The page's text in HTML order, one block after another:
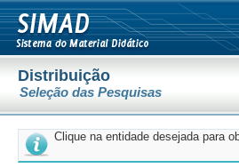
Distribuição
Seleção das Pesquisas
Clique na entidade desejada para